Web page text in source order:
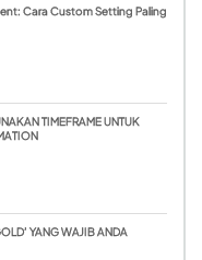
Cara Custom Setting Paling
TIMEFRAME UNTUK
YANG WAJIB ANDA